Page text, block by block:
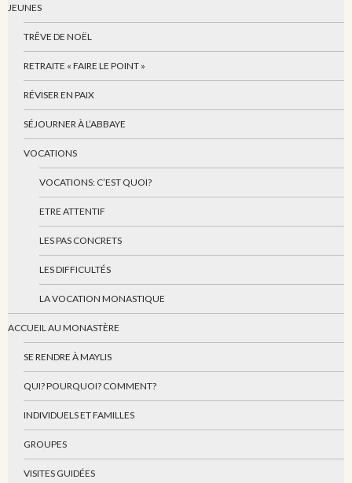
JEUNES
TRÊVE DE NOËL
RETRAITE « FAIRE LE POINT »
RÉVISER EN PAIX
SÉJOURNER À L’ABBAYE
VOCATIONS
VOCATIONS: C’EST QUOI?
ETRE ATTENTIF
LES PAS CONCRETS
LES DIFFICULTÉS
LA VOCATION MONASTIQUE
ACCUEIL AU MONASTÈRE
SE RENDRE À MAYLIS
QUI? POURQUOI? COMMENT?
INDIVIDUELS ET FAMILLES
GROUPES
VISITES GUIDÉES